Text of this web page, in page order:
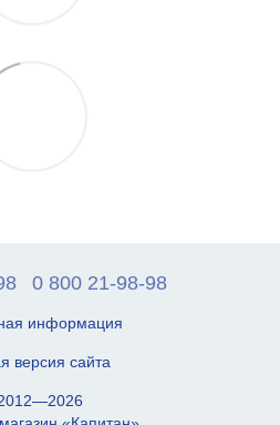
0 800 21-98-98
информация
версия сайта